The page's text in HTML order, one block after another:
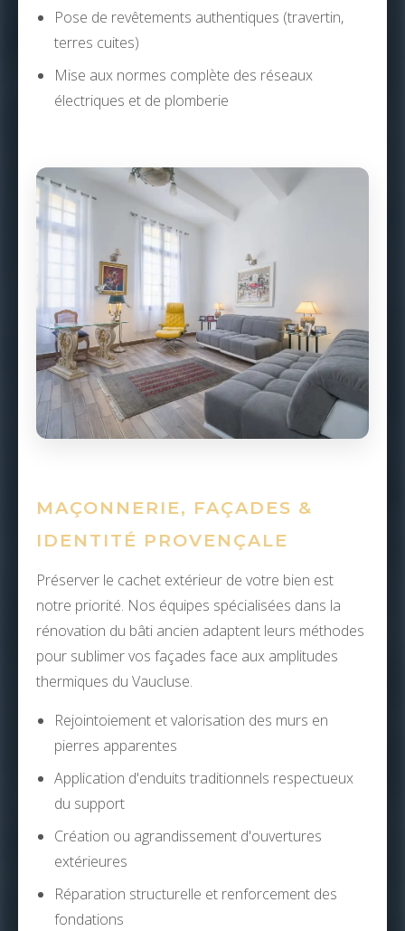
Pose de revêtements authentiques (travertin,
terres cuites)
Mise aux normes complète des réseaux
électriques et de plomberie
MAÇONNERIE, FAÇADES &
IDENTITÉ PROVENÇALE
Préserver le cachet extérieur de votre bien est
notre priorité. Nos équipes spécialisées dans la
rénovation du bâti ancien adaptent leurs méthodes
pour sublimer vos façades face aux amplitudes
thermiques du Vaucluse.
Rejointoiement et valorisation des murs en
pierres apparentes
Application d'enduits traditionnels respectueux
du support
Création ou agrandissement d'ouvertures
extérieures
Réparation structurelle et renforcement des
fondations